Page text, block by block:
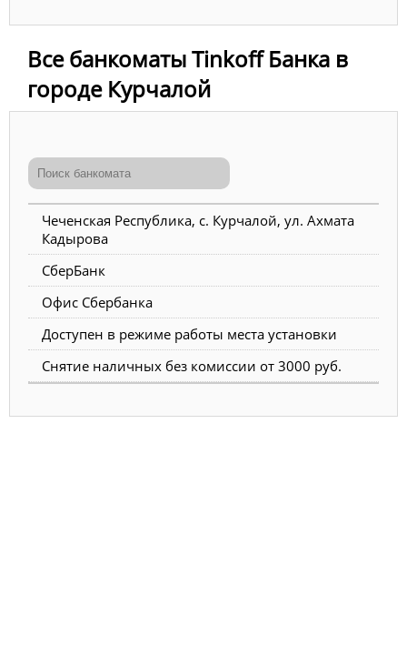
Все банкоматы Tinkoff Банка в
городе Курчалой
Чеченская Республика, с. Курчалой, ул. Ахмата
Кадырова
СберБанк
Офис Сбербанка
Доступен в режиме работы места установки
Снятие наличных без комиссии от 3000 руб.